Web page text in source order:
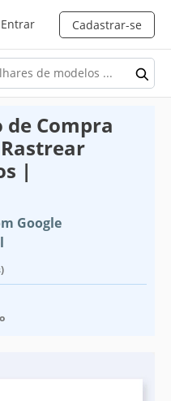
Entrar Cadastrar-se
de Compra
|
Google